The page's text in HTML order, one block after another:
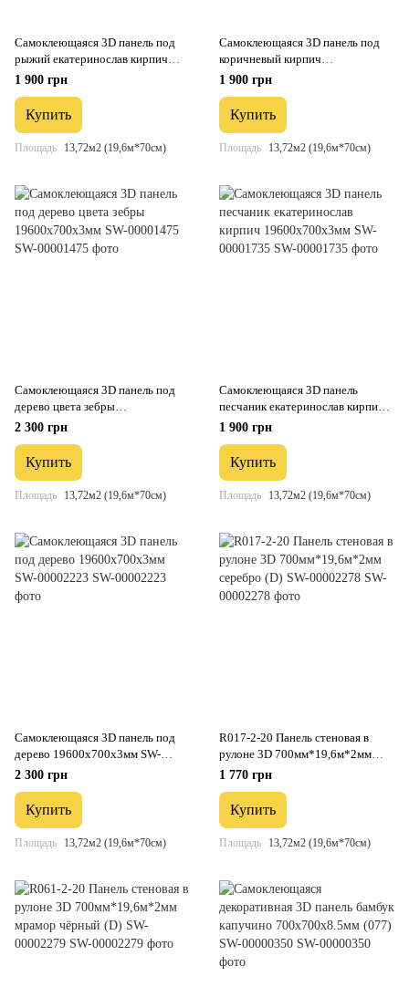
Самоклеющаяся 3D панель под
рыжий екатеринослав кирпич
19600х700х3мм SW-00001370
1 900 грн
Купить
Площадь 13,72м2 (19,6м*70см)
Самоклеющаяся 3D панель под
коричневый кирпич
екатеринослав 19600х700х3мм
1 900 грн
Купить
Площадь 13,72м2 (19,6м*70см)
Самоклеющаяся 3D панель под
дерево цвета зебры
19600х700х3мм SW-00001475
2 300 грн
Купить
Площадь 13,72м2 (19,6м*70см)
Самоклеющаяся 3D панель
песчаник екатеринослав кирпич
19600х700х3мм SW-00001735
1 900 грн
Купить
Площадь 13,72м2 (19,6м*70см)
Самоклеющаяся 3D панель под
дерево 19600х700х3мм SW-
00002223
2 300 грн
Купить
Площадь 13,72м2 (19,6м*70см)
R017-2-20 Панель стеновая в
рулоне 3D 700мм*19,6м*2мм
серебро (D) SW-00002278
1 770 грн
Купить
Площадь 13,72м2 (19,6м*70см)